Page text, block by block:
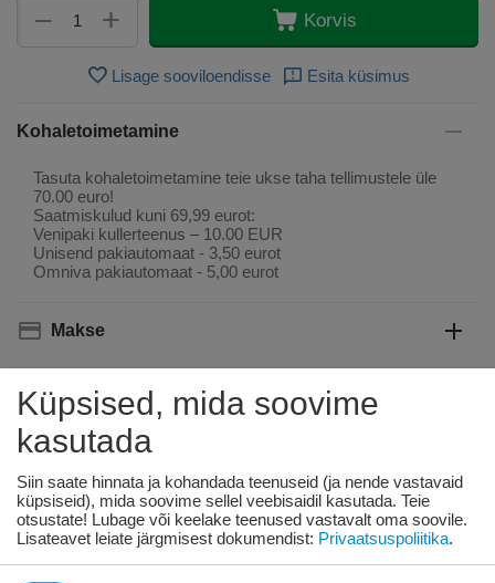
+
− Korvis
Lisage sooviloendisse Esita küsimus
Kohaletoimetamine
Tasuta kohaletoimetamine teie ukse taha tellimustele üle
70.00 euro!
Saatmiskulud kuni 69,99 eurot:
Venipaki kullerteenus – 10.00 EUR
Unisend pakiautomaat - 3,50 eurot
Omniva pakiautomaat - 5,00 eurot
Makse
Kirjeldus
Spot-On tilgad kirpude ja puukide ja/või täide invasiooni
ennetamiseks, retseptita veterinaarravim Reģ.
Nr.V/DCP/10/0010-01
Küpsised, mida soovime
kasutada
Siin saate hinnata ja kohandada teenuseid (ja nende vastavaid
küpsiseid), mida soovime sellel veebisaidil kasutada. Teie
otsustate! Lubage või keelake teenused vastavalt oma soovile.
Lisateavet leiate järgmisest dokumendist: Privaatsuspoliitika.